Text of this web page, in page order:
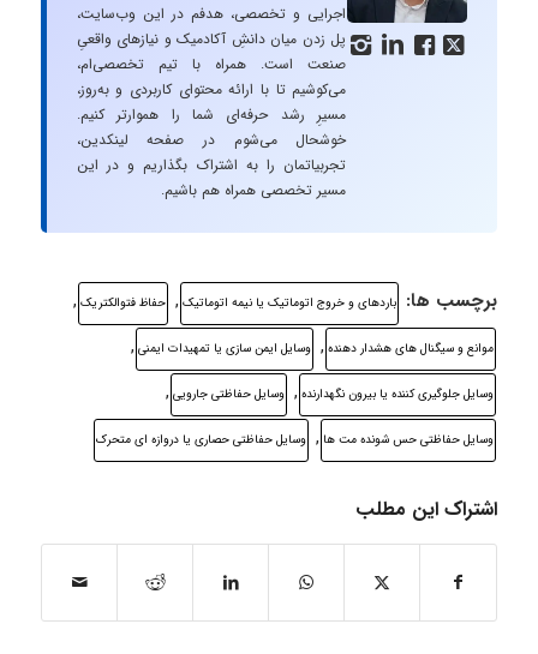
   
اجرایی و تخصصی، هدفم در این وب‌سایت،
پل زدن میان دانشِ آکادمیک و نیازهای واقعیِ
صنعت است. همراه با تیم تخصصی‌ام،
می‌کوشیم تا با ارائه محتوای کاربردی و به‌روز،
مسیرِ رشد حرفه‌ای شما را هموارتر کنیم.
خوشحال می‌شوم در صفحه لینکدین،
تجربیاتمان را به اشتراک بگذاریم و در این
مسیر تخصصی همراه هم باشیم.
برچسب ها: باردهای و خروج اتوماتیک يا نيمه اتوماتیک , حفاظ فتوالکتریک ,
موانع و سیگنال های هشدار دهنده , وسایل ایمن سازی یا تمهیدات ایمنی ,
وسایل جلوگیری کننده یا بیرون نگهدارنده , وسایل حفاظتی جارویی ,
وسایل حفاظتی حس شونده مت ها , وسایل حفاظتی حصاری یا دروازه ای متحرک
اشتراک این مطلب